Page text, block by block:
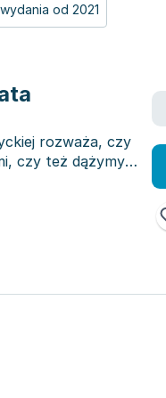
od 2021
rozważa, czy
czy też dążymy